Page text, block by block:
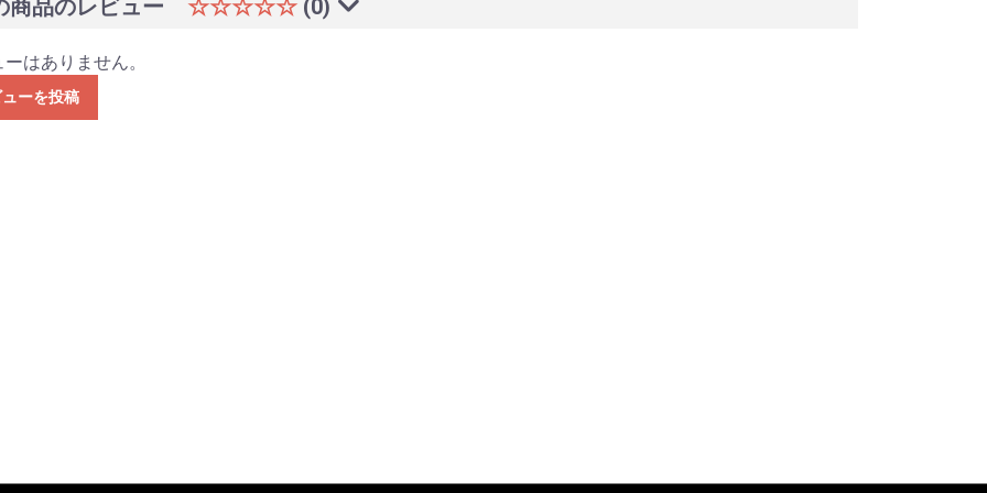
商品のレビュー ☆☆☆☆☆ (0)
はありません。
ューを投稿